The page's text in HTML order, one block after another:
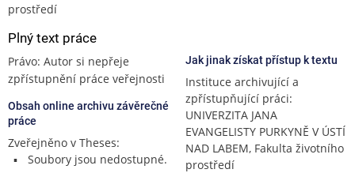
prostředí
Plný text práce
Právo: Autor si nepřeje
zpřístupnění práce veřejnosti
Obsah online archivu závěrečné
práce
Zveřejněno v Theses:
Soubory jsou nedostupné.
Jak jinak získat přístup k textu
Instituce archivující a
zpřístupňující práci:
UNIVERZITA JANA
EVANGELISTY PURKYNĚ V ÚSTÍ
NAD LABEM, Fakulta životního
prostředí